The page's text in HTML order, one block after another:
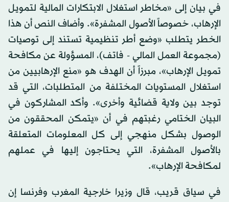
في بيان إلى «مخاطر استغلال الابتكارات المالية لتمويل
الإرهاب، خصوصاً الأصول المشفرة». وأضاف النص أن هذا
الخطر يتطلب «وضع أطر تنظيمية تستند إلى توصيات
(مجموعة العمل المالي - فاتف)، المسؤولة عن مكافحة
تمويل الإرهاب»، مبرزاً أن الهدف هو «منع الإرهابيين من
استغلال المستويات المختلفة من المتطلبات، التي قد
توجد بين ولاية قضائية وأخرى». وأكد المشاركون في
البيان الختامي رغبتهم في أن «يتمكن المحققون من
الوصول بشكل منهجي إلى كل المعلومات المتعلقة
بالأصول المشفرة، التي يحتاجون إليها في عملهم
لمكافحة الإرهاب».
في سياق قريب، قال وزيرا خارجية المغرب وفرنسا إن